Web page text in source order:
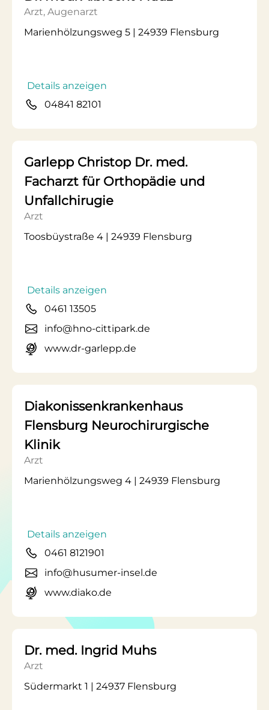
Arzt, Augenarzt
Marienhölzungsweg 5 | 24939 Flensburg
Details anzeigen
04841 82101
Garlepp Christop Dr. med.
Facharzt für Orthopädie und
Unfallchirugie
Arzt
Toosbüystraße 4 | 24939 Flensburg
Details anzeigen
0461 13505
info@hno-cittipark.de
www.dr-garlepp.de
Diakonissenkrankenhaus
Flensburg Neurochirurgische
Klinik
Arzt
Marienhölzungsweg 4 | 24939 Flensburg
Details anzeigen
0461 8121901
info@husumer-insel.de
www.diako.de
Dr. med. Ingrid Muhs
Arzt
Südermarkt 1 | 24937 Flensburg